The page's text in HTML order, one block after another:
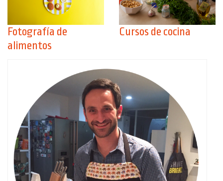
Fotografía de
alimentos
Cursos de cocina